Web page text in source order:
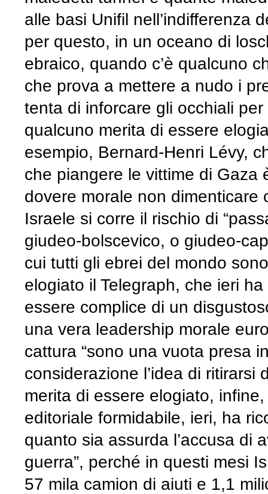
alle basi Unifil nell’indifferenza
per questo, in un oceano di
ebraico, quando c’è qualcuno
che prova a mettere a nudo i
tenta di inforcare gli occhiali
qualcuno merita di essere
esempio, Bernard-Henri Lévy,
che piangere le vittime di Gaza
dovere morale non
Israele si corre il rischio di
giudeo-bolscevico, o giudeo-
cui tutti gli ebrei del mondo
elogiato il Telegraph, che ieri
essere complice di un
una vera leadership morale
cattura “sono una vuota presa
considerazione l’idea di ritirarsi
merita di essere elogiato,
editoriale formidabile, ieri, ha
quanto sia assurda l’accusa di
guerra”, perché in questi mesi
57 mila camion di aiuti e 1,1